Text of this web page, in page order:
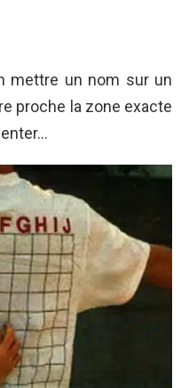
mettre un nom sur un
proche la zone exacte